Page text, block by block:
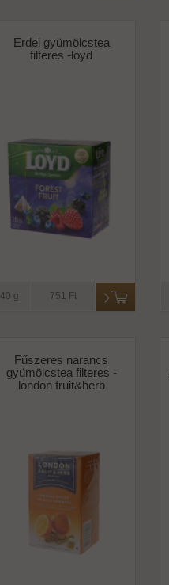
Erdei gyümölcstea
filteres -loyd
40 g 751 Ft
Fűszeres narancs
gyümölcstea filteres -
london fruit&herb